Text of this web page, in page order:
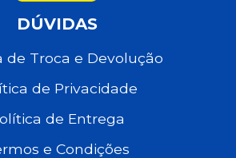
DÚVIDAS
de Troca e Devolução
de Privacidade
de Entrega
e Condições